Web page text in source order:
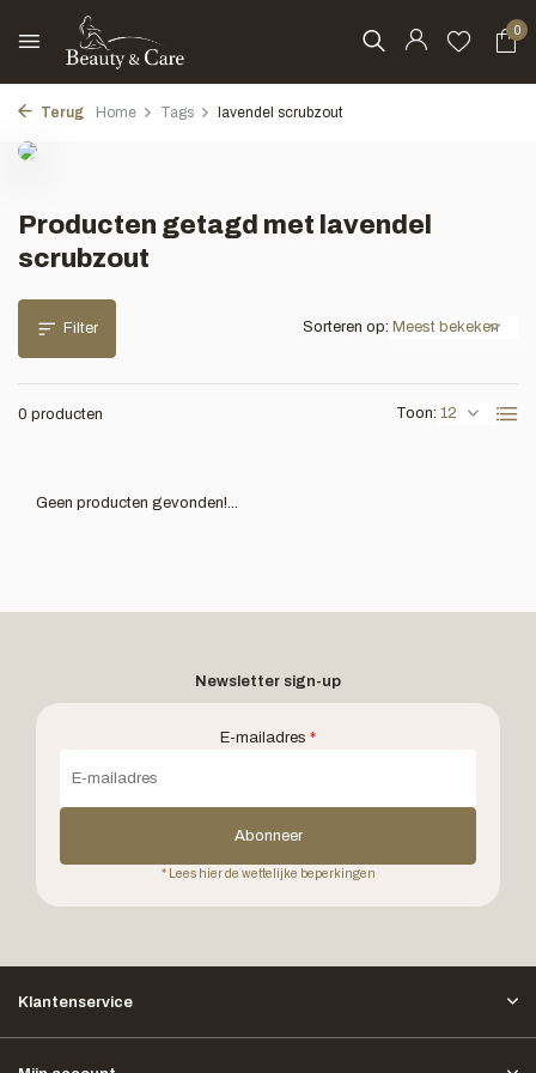
0
Terug Home Tags lavendel scrubzout
Producten getagd met lavendel
scrubzout
Filter
0 producten Toon:
Sorteren op:
Geen producten gevonden!...
Newsletter sign-up
E-mailadres *
Abonneer
* Lees hier de wettelijke beperkingen
Klantenservice